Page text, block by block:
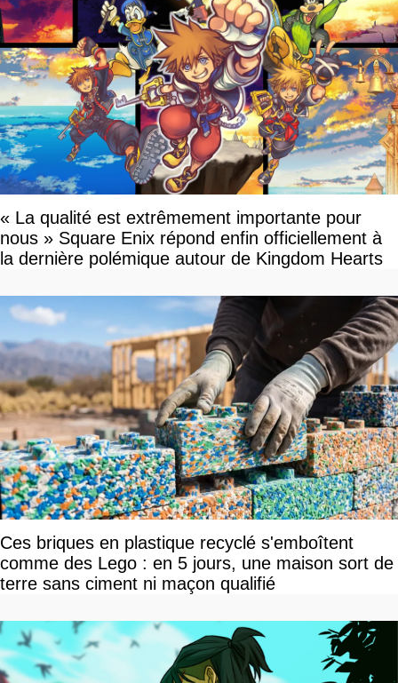
« La qualité est extrêmement importante pour
nous » Square Enix répond enfin officiellement à
la dernière polémique autour de Kingdom Hearts
Ces briques en plastique recyclé s'emboîtent
comme des Lego : en 5 jours, une maison sort de
terre sans ciment ni maçon qualifié